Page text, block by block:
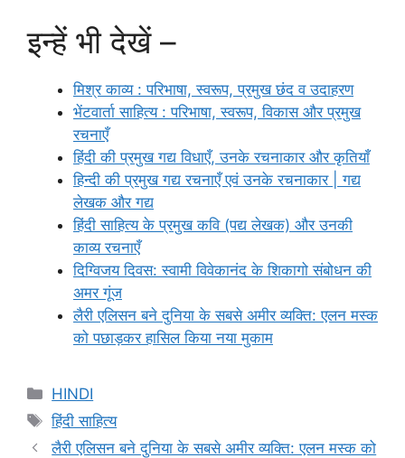
इन्हें भी देखें –
मिश्र काव्य : परिभाषा, स्वरूप, प्रमुख छंद व उदाहरण
भेंटवार्ता साहित्य : परिभाषा, स्वरूप, विकास और प्रमुख
रचनाएँ
हिंदी की प्रमुख गद्य विधाएँ, उनके रचनाकार और कृतियाँ
हिन्दी की प्रमुख गद्य रचनाएँ एवं उनके रचनाकार | गद्य
लेखक और गद्य
हिंदी साहित्य के प्रमुख कवि (पद्य लेखक) और उनकी
काव्य रचनाएँ
दिग्विजय दिवस: स्वामी विवेकानंद के शिकागो संबोधन की
अमर गूंज
लैरी एलिसन बने दुनिया के सबसे अमीर व्यक्ति: एलन मस्क
को पछाड़कर हासिल किया नया मुकाम
Categories
HINDI
Tags
हिंदी साहित्य
लैरी एलिसन बने दुनिया के सबसे अमीर व्यक्ति: एलन मस्क को